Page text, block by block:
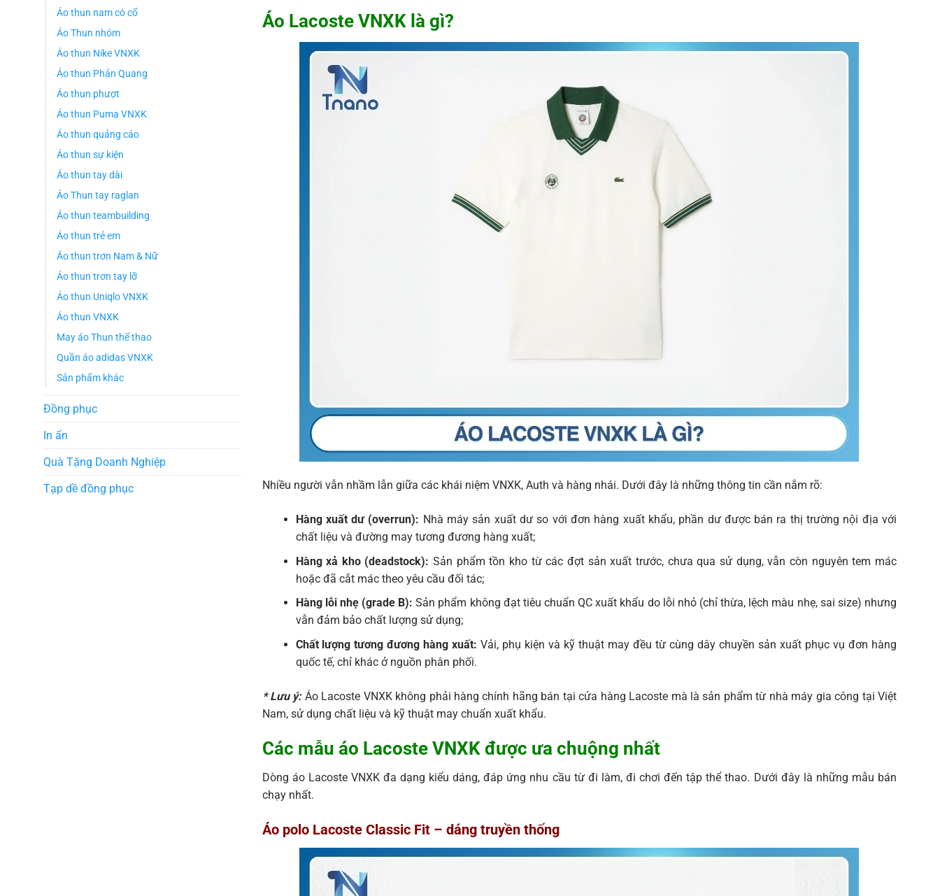
Áo thun nam có cổ
Áo Thun nhóm
Áo thun Nike VNXK
Áo thun Phản Quang
Áo thun phượt
Áo thun Puma VNXK
Áo thun quảng cáo
Áo thun sự kiện
Áo thun tay dài
Áo Thun tay raglan
Áo thun teambuilding
Áo thun trẻ em
Áo thun trơn Nam & Nữ
Áo thun trơn tay lỡ
Áo thun Uniqlo VNXK
Áo thun VNXK
May áo Thun thể thao
Quần áo adidas VNXK
Sản phẩm khác
Đồng phục
In ấn
Quà Tặng Doanh Nghiệp
Tạp dề đồng phục
Áo Lacoste VNXK là gì?
Nhiều người vẫn nhầm lẫn giữa các khái niệm VNXK, Auth và hàng nhái. Dưới đây là những thông tin cần nắm rõ:
Hàng xuất dư (overrun): Nhà máy sản xuất dư so với đơn hàng xuất khẩu, phần dư được bán ra thị trường nội địa với
chất liệu và đường may tương đương hàng xuất;
Hàng xả kho (deadstock): Sản phẩm tồn kho từ các đợt sản xuất trước, chưa qua sử dụng, vẫn còn nguyên tem mác
hoặc đã cắt mác theo yêu cầu đối tác;
Hàng lỗi nhẹ (grade B): Sản phẩm không đạt tiêu chuẩn QC xuất khẩu do lỗi nhỏ (chỉ thừa, lệch màu nhẹ, sai size) nhưng
vẫn đảm bảo chất lượng sử dụng;
Chất lượng tương đương hàng xuất:Vải, phụ kiện và kỹ thuật may đều từ cùng dây chuyền sản xuất phục vụ đơn hàng
quốc tế, chỉ khác ở nguồn phân phối.
* Lưu ý: Áo Lacoste VNXK không phải hàng chính hãng bán tại cửa hàng Lacoste mà là sản phẩm từ nhà máy gia công tại Việt
Nam, sử dụng chất liệu và kỹ thuật may chuẩn xuất khẩu.
Các mẫu áo Lacoste VNXK được ưa chuộng nhất
Dòng áo Lacoste VNXK đa dạng kiểu dáng, đáp ứng nhu cầu từ đi làm, đi chơi đến tập thể thao. Dưới đây là những mẫu bán
chạy nhất.
Áo polo Lacoste Classic Fit – dáng truyền thống